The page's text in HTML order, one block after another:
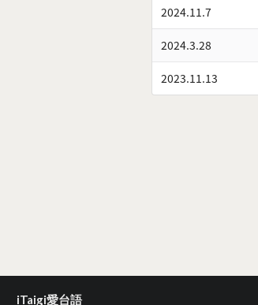
2024.11.7
2024.3.28
2023.11.13
iTaigi愛台語